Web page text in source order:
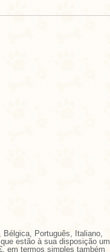
Português, Italiano,
estão à sua disposição um
em termos simples também